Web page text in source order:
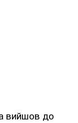
вийшов до